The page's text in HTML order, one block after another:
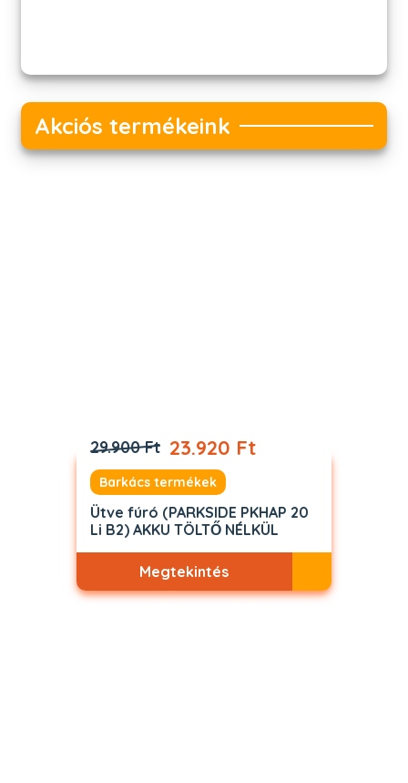
Akciós termékeink
29.900 Ft 23.920 Ft
Barkács termékek
Ütve fúró (PARKSIDE PKHAP 20
Li B2) AKKU TÖLTŐ NÉLKÜL
Megtekintés